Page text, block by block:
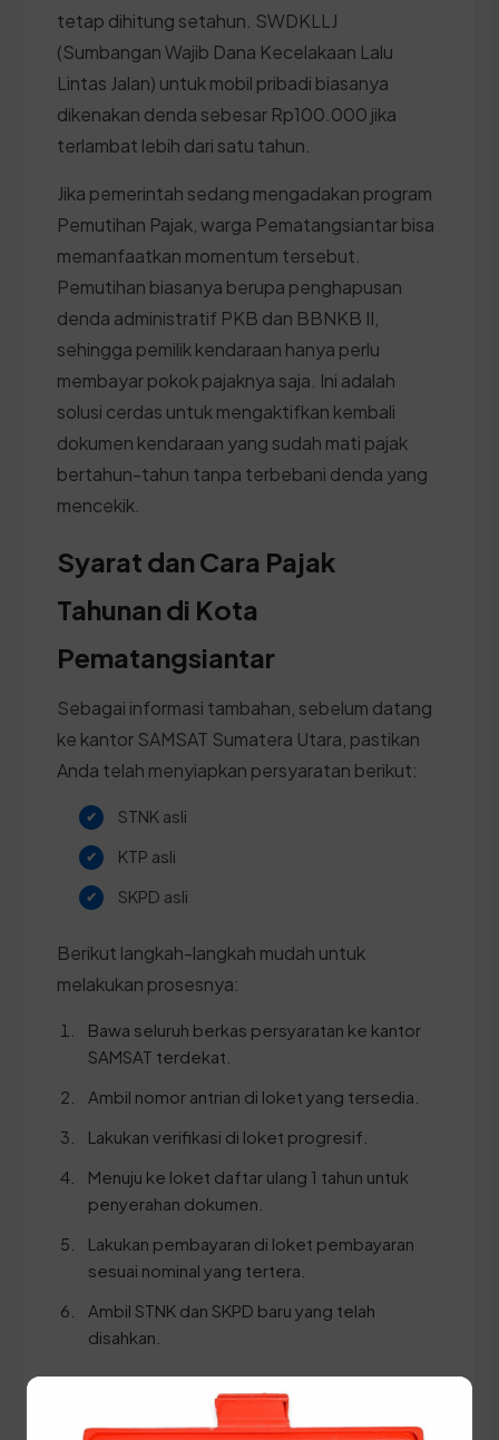
tetap dihitung setahun. SWDKLLJ
(Sumbangan Wajib Dana Kecelakaan Lalu
Lintas Jalan) untuk mobil pribadi biasanya
dikenakan denda sebesar Rp100.000 jika
terlambat lebih dari satu tahun.
Jika pemerintah sedang mengadakan program
Pemutihan Pajak, warga Pematangsiantar bisa
memanfaatkan momentum tersebut.
Pemutihan biasanya berupa penghapusan
denda administratif PKB dan BBNKB II,
sehingga pemilik kendaraan hanya perlu
membayar pokok pajaknya saja. Ini adalah
solusi cerdas untuk mengaktifkan kembali
dokumen kendaraan yang sudah mati pajak
bertahun-tahun tanpa terbebani denda yang
mencekik.
Syarat dan Cara Pajak
Tahunan di Kota
Pematangsiantar
Sebagai informasi tambahan, sebelum datang
ke kantor SAMSAT Sumatera Utara, pastikan
Anda telah menyiapkan persyaratan berikut:
STNK asli
KTP asli
SKPD asli
Berikut langkah-langkah mudah untuk
melakukan prosesnya:
Bawa seluruh berkas persyaratan ke kantor
SAMSAT terdekat.
Ambil nomor antrian di loket yang tersedia.
Lakukan verifikasi di loket progresif.
Menuju ke loket daftar ulang 1 tahun untuk
penyerahan dokumen.
Lakukan pembayaran di loket pembayaran
sesuai nominal yang tertera.
Ambil STNK dan SKPD baru yang telah
disahkan.
⚠️ Pastikan Anda membawa dokumen KTP dan
STNK asli yang datanya sudah sinkron untuk